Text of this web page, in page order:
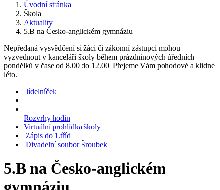
Úvodní stránka
Škola
Aktuality
5.B na Česko-anglickém gymnáziu
Nepředaná vysvědčení si žáci či zákonní zástupci mohou
vyzvednout v kanceláři školy během prázdninových úředních
pondělků v čase od 8.00 do 12.00. Přejeme Vám pohodové a klidné
léto.
Jídelníček
Rozvrhy hodin
Virtuální prohlídka školy
Zápis do 1.tříd
Divadelní soubor Šroubek
5.B na Česko-anglickém